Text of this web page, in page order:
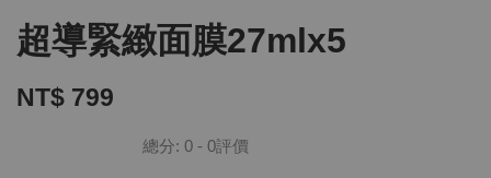
超導緊緻面膜27mlx5
NT$ 799
總分: 0 - 0評價